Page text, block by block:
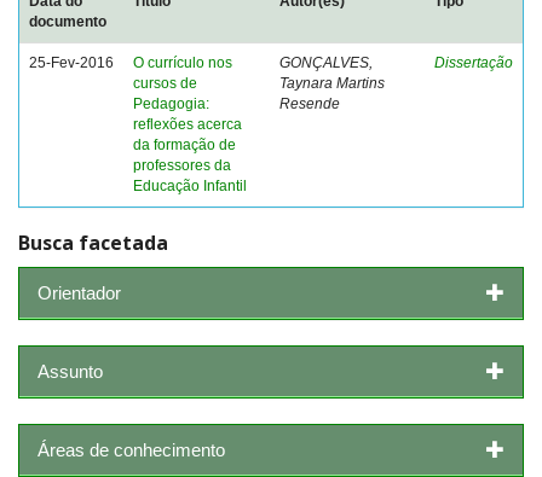
documento
25-Fev-2016
O currículo nos
cursos de
Pedagogia:
reflexões acerca
da formação de
professores da
Educação Infantil
GONÇALVES,
Taynara Martins
Resende
Dissertação
Busca facetada
Orientador
Assunto
Áreas de conhecimento